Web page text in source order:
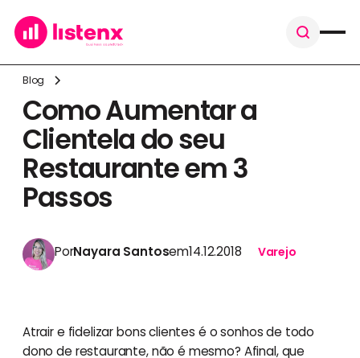
Blog
Como Aumentar a
Clientela do seu
Restaurante em 3
Passos
PorNayara Santosem14.12.2018 Varejo
Atrair e fidelizar bons clientes é o sonhos de todo
dono de restaurante, não é mesmo? Afinal, que